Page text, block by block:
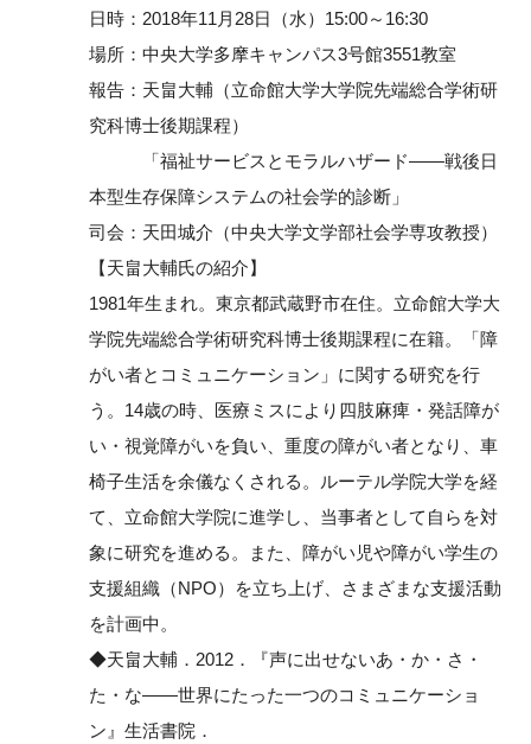
日時：2018年11月28日（水）15:00～16:30
場所：中央大学多摩キャンパス3号館3551教室
報告：天畠大輔（立命館大学大学院先端総合学術研
究科博士後期課程）
「福祉サービスとモラルハザード――戦後日
本型生存保障システムの社会学的診断」
司会：天田城介（中央大学文学部社会学専攻教授）
【天畠大輔氏の紹介】
1981年生まれ。東京都武蔵野市在住。立命館大学大
学院先端総合学術研究科博士後期課程に在籍。「障
がい者とコミュニケーション」に関する研究を行
う。14歳の時、医療ミスにより四肢麻痺・発話障が
い・視覚障がいを負い、重度の障がい者となり、車
椅子生活を余儀なくされる。ルーテル学院大学を経
て、立命館大学院に進学し、当事者として自らを対
象に研究を進める。また、障がい児や障がい学生の
支援組織（NPO）を立ち上げ、さまざまな支援活動
を計画中。
◆天畠大輔．2012．『声に出せないあ・か・さ・
た・な――世界にたった一つのコミュニケーショ
ン』生活書院．